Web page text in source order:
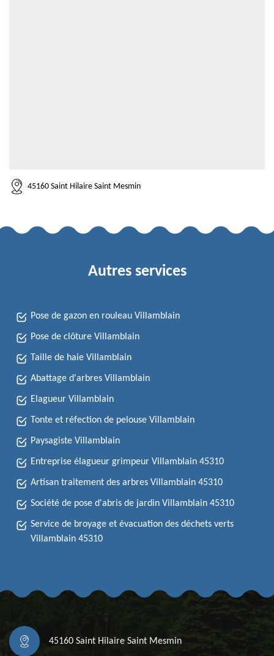
45160 Saint Hilaire Saint Mesmin
Autres services
Pose de gazon en rouleau Villamblain
Pose de clôture Villamblain
Taille de haie Villamblain
Abattage d'arbres Villamblain
Elagueur Villamblain
Tonte et réfection de pelouse Villamblain
Paysagiste Villamblain
Entreprise élagueur grimpeur Villamblain 45310
Artisan traitement des arbres Villamblain 45310
Société de pose d'abris de jardin Villamblain 45310
Service de broyage et évacuation des déchets verts
Villamblain 45310
45160 Saint Hilaire Saint Mesmin